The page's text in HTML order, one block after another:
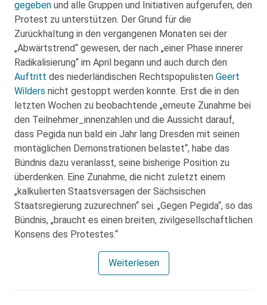
gegeben und alle Gruppen und Initiativen aufgerufen, den
Protest zu unterstützen. Der Grund für die
Zurückhaltung in den vergangenen Monaten sei der
„Abwärtstrend“ gewesen, der nach „einer Phase innerer
Radikalisierung“ im April begann und auch durch den
Auftritt des niederländischen Rechtspopulisten Geert
Wilders nicht gestoppt werden konnte. Erst die in den
letzten Wochen zu beobachtende „erneute Zunahme bei
den Teilnehmer_innenzahlen und die Aussicht darauf,
dass Pegida nun bald ein Jahr lang Dresden mit seinen
montäglichen Demonstrationen belastet“, habe das
Bündnis dazu veranlasst, seine bisherige Position zu
überdenken. Eine Zunahme, die nicht zuletzt einem
„kalkulierten Staatsversagen der Sächsischen
Staatsregierung zuzurechnen“ sei. „Gegen Pegida“, so das
Bündnis, „braucht es einen breiten, zivilgesellschaftlichen
Konsens des Protestes.“
Weiterlesen